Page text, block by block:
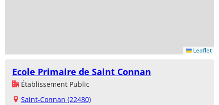
Leaflet
Ecole Primaire de Saint Connan
Établissement Public
Saint-Connan (22480)